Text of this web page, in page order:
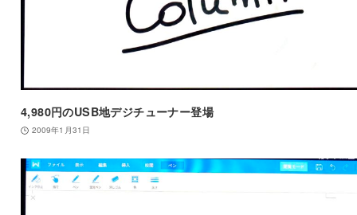
4,980円のUSB地デジチューナー登場
2009年1月31日